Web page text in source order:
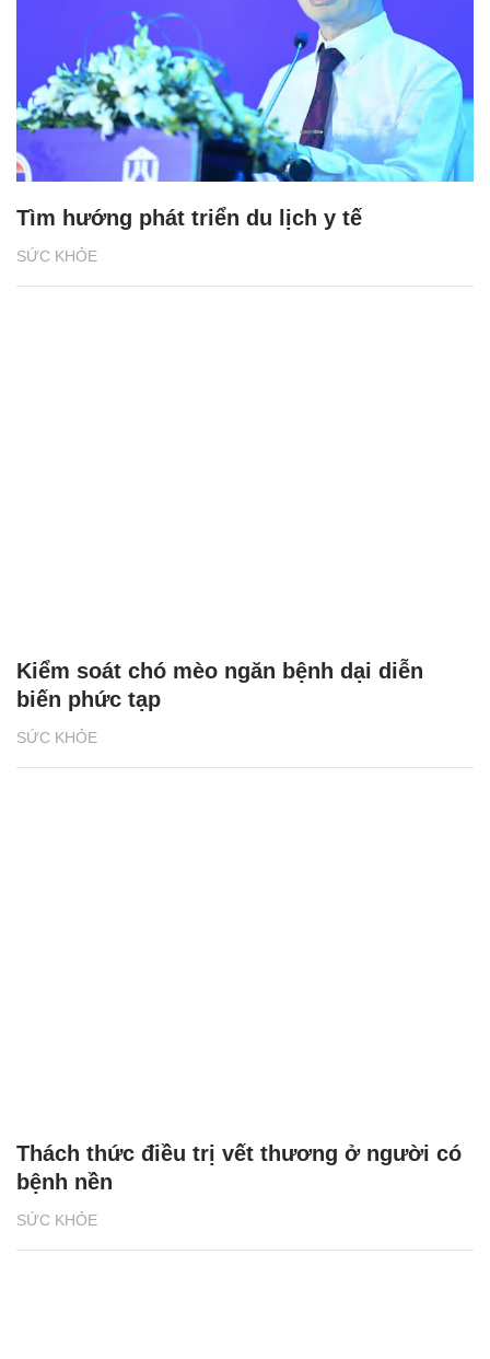
SỨC KHỎE
Tìm hướng phát triển du lịch y tế
SỨC KHỎE
Kiểm soát chó mèo ngăn bệnh dại diễn
biến phức tạp
SỨC KHỎE
Thách thức điều trị vết thương ở người có
bệnh nền